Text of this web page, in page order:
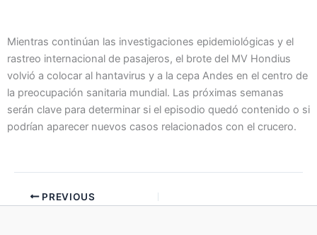
Mientras continúan las investigaciones epidemiológicas y el
rastreo internacional de pasajeros, el brote del MV Hondius
volvió a colocar al hantavirus y a la cepa Andes en el centro de
la preocupación sanitaria mundial. Las próximas semanas
serán clave para determinar si el episodio quedó contenido o si
podrían aparecer nuevos casos relacionados con el crucero.
PREVIOUS